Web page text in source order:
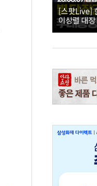
[스팟Live]
이상렬 대
직접 수여